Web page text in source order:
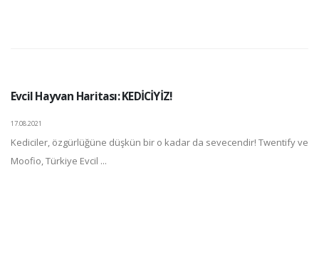
Evcil Hayvan Haritası: KEDİCİYİZ!
17.08.2021
Kediciler, özgürlüğüne düşkün bir o kadar da sevecendir! Twentify ve
Moofio, Türkiye Evcil ...